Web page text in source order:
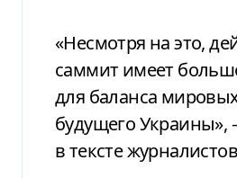
«Несмотря на это,
саммит имеет
для баланса
будущего Украины»,
в тексте